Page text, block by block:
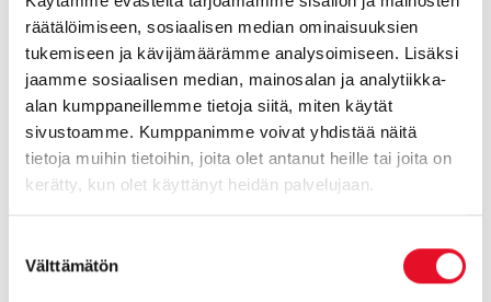
räätälöimiseen, sosiaalisen median ominaisuuksien
tukemiseen ja kävijämäärämme analysoimiseen. Lisäksi
jaamme sosiaalisen median, mainosalan ja analytiikka-
alan kumppaneillemme tietoja siitä, miten käytät
sivustoamme. Kumppanimme voivat yhdistää näitä
tietoja muihin tietoihin, joita olet antanut heille tai joita on
kerätty, kun olet käyttänyt heidän palvelujaan.
valinta
Välttämätön
Fiskars
Fazer
Fazerin Sininen
Arabia
YLE
Hackman
Iittala
Taloustutkimus ja Markkinointi & Mainonta -lehti